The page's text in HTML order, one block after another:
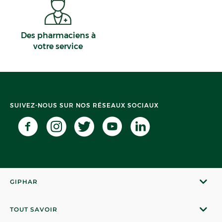
Des pharmaciens à
votre service
SUIVEZ-NOUS SUR NOS RÉSEAUX SOCIAUX
GIPHAR
TOUT SAVOIR